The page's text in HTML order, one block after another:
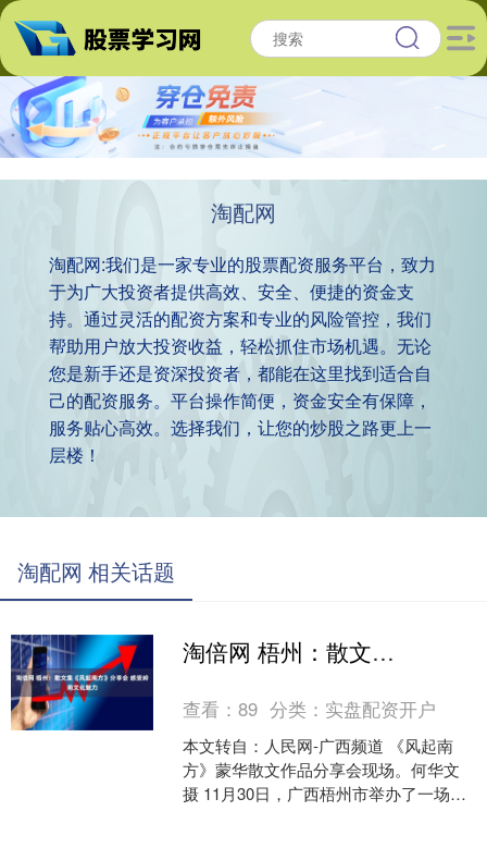
淘配网
淘配网:我们是一家专业的股票配资服务平台，致力
于为广大投资者提供高效、安全、便捷的资金支
持。通过灵活的配资方案和专业的风险管控，我们
帮助用户放大投资收益，轻松抓住市场机遇。无论
您是新手还是资深投资者，都能在这里找到适合自
己的配资服务。平台操作简便，资金安全有保障，
服务贴心高效。选择我们，让您的炒股之路更上一
层楼！
淘配网 相关话题
淘倍网 梧州：散文集《风起南方》分享会 感受岭南文化魅力
查看：89 分类： 实盘配资开户
本文转自：人民网-广西频道 《风起南
方》蒙华散文作品分享会现场。何华文
摄 11月30日，广西梧州市举办了一场别